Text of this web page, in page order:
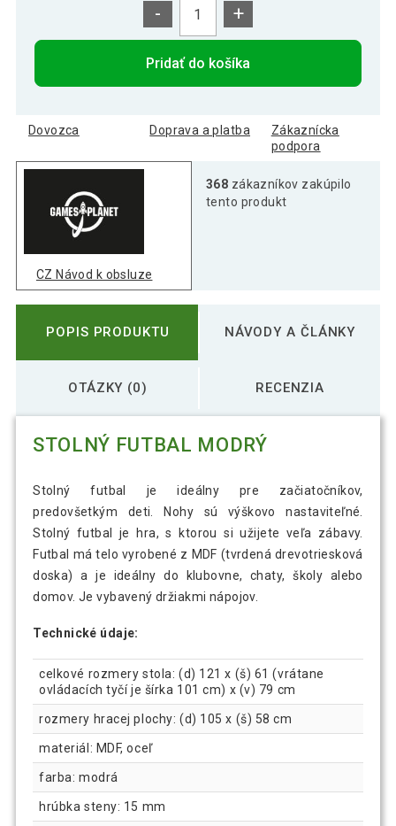
- +
Pridať do košíka
Dovozca Doprava a platba
Zákaznícka
podpora
CZ Návod k obsluze
368 zákazníkov zakúpilo
tento produkt
POPIS PRODUKTU NÁVODY A ČLÁNKY
OTÁZKY (0) RECENZIA
STOLNÝ FUTBAL MODRÝ
Stolný futbal je ideálny pre začiatočníkov,
predovšetkým deti. Nohy sú výškovo nastaviteľné.
Stolný futbal je hra, s ktorou si užijete veľa zábavy.
Futbal má telo vyrobené z MDF (tvrdená drevotriesková
doska) a je ideálny do klubovne, chaty, školy alebo
domov. Je vybavený držiakmi nápojov.
Technické údaje:
celkové rozmery stola: (d) 121 x (š) 61 (vrátane
ovládacích tyčí je šírka 101 cm) x (v) 79 cm
rozmery hracej plochy: (d) 105 x (š) 58 cm
materiál: MDF, oceľ
farba: modrá
hrúbka steny: 15 mm